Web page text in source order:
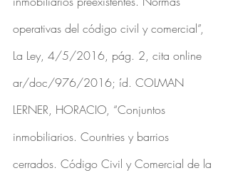
operativas del código civil y comercial”,
La Ley, 4/5/2016, pág. 2, cita online
ar/doc/976/2016; íd. COLMAN
LERNER, HORACIO, “Conjuntos
inmobiliarios. Countries y barrios
cerrados. Código Civil y Comercial de la